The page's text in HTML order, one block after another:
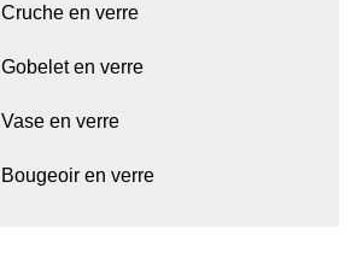
Cruche en verre
Gobelet en verre
Vase en verre
Bougeoir en verre